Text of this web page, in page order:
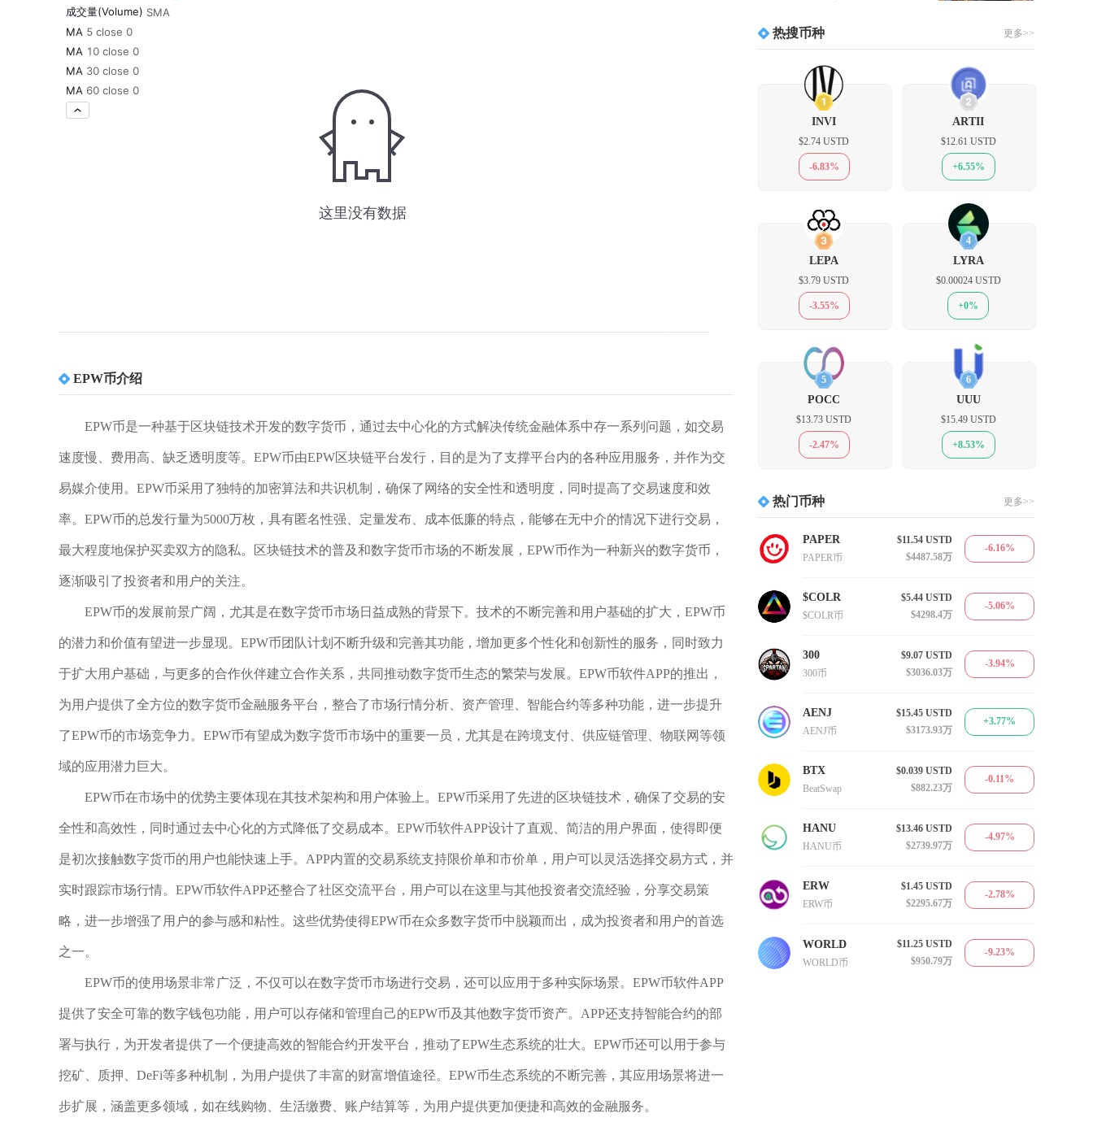
EPW币介绍
EPW币是一种基于区块链技术开发的数字货币，通过去中心化的方式解决传统金融体系中存一系列问题，如交易
速度慢、费用高、缺乏透明度等。EPW币由EPW区块链平台发行，目的是为了支撑平台内的各种应用服务，并作为交
易媒介使用。EPW币采用了独特的加密算法和共识机制，确保了网络的安全性和透明度，同时提高了交易速度和效
率。EPW币的总发行量为5000万枚，具有匿名性强、定量发布、成本低廉的特点，能够在无中介的情况下进行交易，
最大程度地保护买卖双方的隐私。区块链技术的普及和数字货币市场的不断发展，EPW币作为一种新兴的数字货币，
逐渐吸引了投资者和用户的关注。
EPW币的发展前景广阔，尤其是在数字货币市场日益成熟的背景下。技术的不断完善和用户基础的扩大，EPW币
的潜力和价值有望进一步显现。EPW币团队计划不断升级和完善其功能，增加更多个性化和创新性的服务，同时致力
于扩大用户基础，与更多的合作伙伴建立合作关系，共同推动数字货币生态的繁荣与发展。EPW币软件APP的推出，
为用户提供了全方位的数字货币金融服务平台，整合了市场行情分析、资产管理、智能合约等多种功能，进一步提升
了EPW币的市场竞争力。EPW币有望成为数字货币市场中的重要一员，尤其是在跨境支付、供应链管理、物联网等领
域的应用潜力巨大。
EPW币在市场中的优势主要体现在其技术架构和用户体验上。EPW币采用了先进的区块链技术，确保了交易的安
全性和高效性，同时通过去中心化的方式降低了交易成本。EPW币软件APP设计了直观、简洁的用户界面，使得即便
是初次接触数字货币的用户也能快速上手。APP内置的交易系统支持限价单和市价单，用户可以灵活选择交易方式，并
实时跟踪市场行情。EPW币软件APP还整合了社区交流平台，用户可以在这里与其他投资者交流经验，分享交易策
略，进一步增强了用户的参与感和粘性。这些优势使得EPW币在众多数字货币中脱颖而出，成为投资者和用户的首选
之一。
EPW币的使用场景非常广泛，不仅可以在数字货币市场进行交易，还可以应用于多种实际场景。EPW币软件APP
提供了安全可靠的数字钱包功能，用户可以存储和管理自己的EPW币及其他数字货币资产。APP还支持智能合约的部
署与执行，为开发者提供了一个便捷高效的智能合约开发平台，推动了EPW生态系统的壮大。EPW币还可以用于参与
挖矿、质押、DeFi等多种机制，为用户提供了丰富的财富增值途径。EPW币生态系统的不断完善，其应用场景将进一
步扩展，涵盖更多领域，如在线购物、生活缴费、账户结算等，为用户提供更加便捷和高效的金融服务。
热搜币种 更多>>
1
INVI
$2.74 USTD
-6.83%
2
ARTII
$12.61 USTD
+6.55%
3
LEPA
$3.79 USTD
-3.55%
4
LYRA
$0.00024 USTD
+0%
5
POCC
$13.73 USTD
-2.47%
6
UUU
$15.49 USTD
+8.53%
热门币种 更多>>
PAPER
PAPER币
$11.54 USTD
$4487.58万
-6.16%
$COLR
$COLR币
$5.44 USTD
$4298.4万
-5.06%
300
300币
$9.07 USTD
$3036.03万
-3.94%
AENJ
AENJ币
$15.45 USTD
$3173.93万
+3.77%
BTX
BeatSwap
$0.039 USTD
$882.23万
-0.11%
HANU
HANU币
$13.46 USTD
$2739.97万
-4.97%
ERW
ERW币
$1.45 USTD
$2295.67万
-2.78%
WORLD
WORLD币
$11.25 USTD
$950.79万
-9.23%